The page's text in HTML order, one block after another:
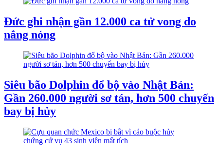
Đức ghi nhận gần 12.000 ca tử vong do
nắng nóng
Siêu bão Dolphin đổ bộ vào Nhật Bản:
Gần 260.000 người sơ tán, hơn 500 chuyến
bay bị hủy